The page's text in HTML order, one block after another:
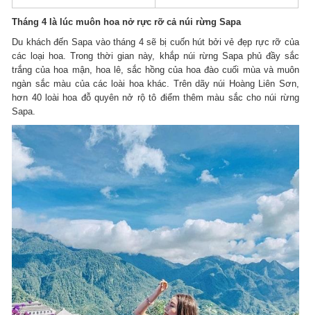
Tháng 4 là lúc muôn hoa nở rực rỡ cả núi rừng Sapa
Du khách đến Sapa vào tháng 4 sẽ bị cuốn hút bởi vẻ đẹp rực rỡ của
các loại hoa. Trong thời gian này, khắp núi rừng Sapa phủ đầy sắc
trắng của hoa mận, hoa lê, sắc hồng của hoa đào cuối mùa và muôn
ngàn sắc màu của các loài hoa khác. Trên dãy núi Hoàng Liên Sơn,
hơn 40 loài hoa đỗ quyên nở rộ tô điểm thêm màu sắc cho núi rừng
Sapa.